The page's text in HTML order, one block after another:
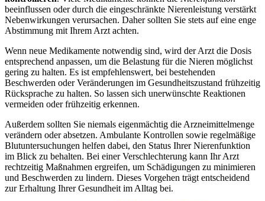
beeinflussen oder durch die eingeschränkte Nierenleistung verstärkt
Nebenwirkungen verursachen. Daher sollten Sie stets auf eine enge
Abstimmung mit Ihrem Arzt achten.
Wenn neue Medikamente notwendig sind, wird der Arzt die Dosis
entsprechend anpassen, um die Belastung für die Nieren möglichst
gering zu halten. Es ist empfehlenswert, bei bestehenden
Beschwerden oder Veränderungen im Gesundheitszustand frühzeitig
Rücksprache zu halten. So lassen sich unerwünschte Reaktionen
vermeiden oder frühzeitig erkennen.
Außerdem sollten Sie niemals eigenmächtig die Arzneimittelmenge
verändern oder absetzen. Ambulante Kontrollen sowie regelmäßige
Blutuntersuchungen helfen dabei, den Status Ihrer Nierenfunktion
im Blick zu behalten. Bei einer Verschlechterung kann Ihr Arzt
rechtzeitig Maßnahmen ergreifen, um Schädigungen zu minimieren
und Beschwerden zu lindern. Dieses Vorgehen trägt entscheidend
zur Erhaltung Ihrer Gesundheit im Alltag bei.